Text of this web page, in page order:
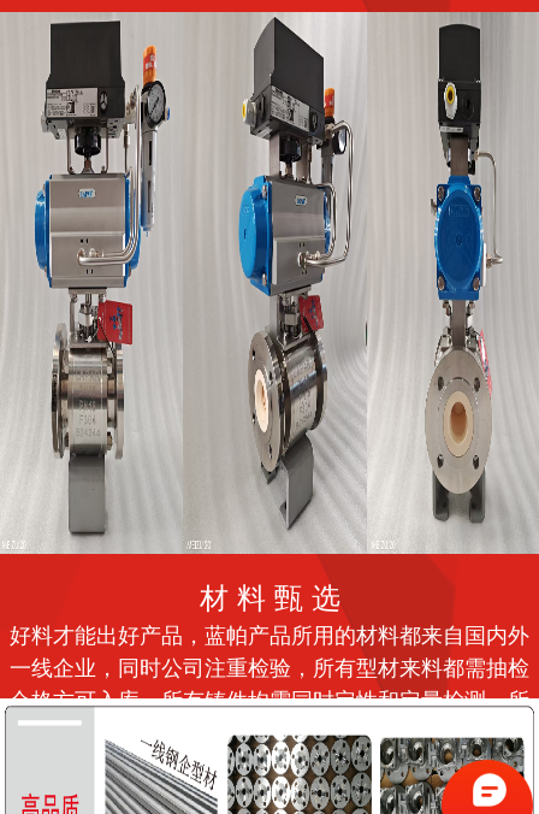
材 料 甄 选
好料才能出好产品，蓝帕产品所用的材料都来自国内外
一线企业，同时公司注重检验，所有型材来料都需抽检
合格方可入库，所有铸件均需同时定性和定量检测。所
有材料检验报告随产品出具给客户。